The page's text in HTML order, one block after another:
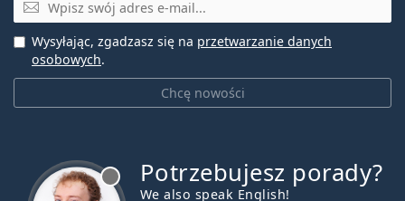
Biofinity Toric?
Czy można spać w soczewkach kontaktowych
kontaktowymi Biofinity Toric a XR Toric?
Chcę nowości
Wysyłając, zgadzasz się na przetwarzanie danych
osobowych.
Potrzebujesz porady?
We also speak English!